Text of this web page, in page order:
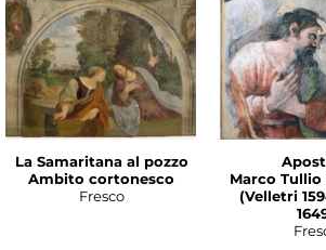
La Samaritana al pozzo
Ambito cortonesco
Fresco
Marco
(Velletri 1594 -